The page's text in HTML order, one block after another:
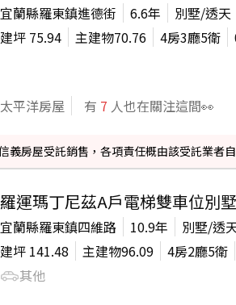
宜蘭縣羅東鎮進德街 6.6年
別墅/透天
建坪 75.94 主建物70.76 4房3廳5衛
太平洋房屋 有 7 人也在關注這間👀
義房屋受託銷售，各項責任概由該受託業者
羅運瑪丁尼茲A戶電梯雙車位別墅
宜蘭縣羅東鎮四維路 10.9年
別墅/透
建坪 141.48 主建物96.09 4房2廳5衛
其他